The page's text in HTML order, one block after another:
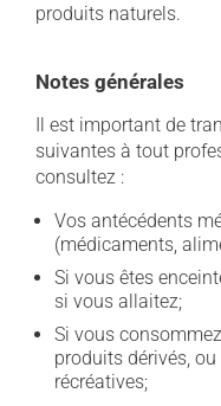
produits naturels.
Notes générales
Il est important de
suivantes à tout
consultez :
Vos antécédents
(médicaments,
Si vous êtes
si vous allaitez;
Si vous
produits dérivés,
récréatives;